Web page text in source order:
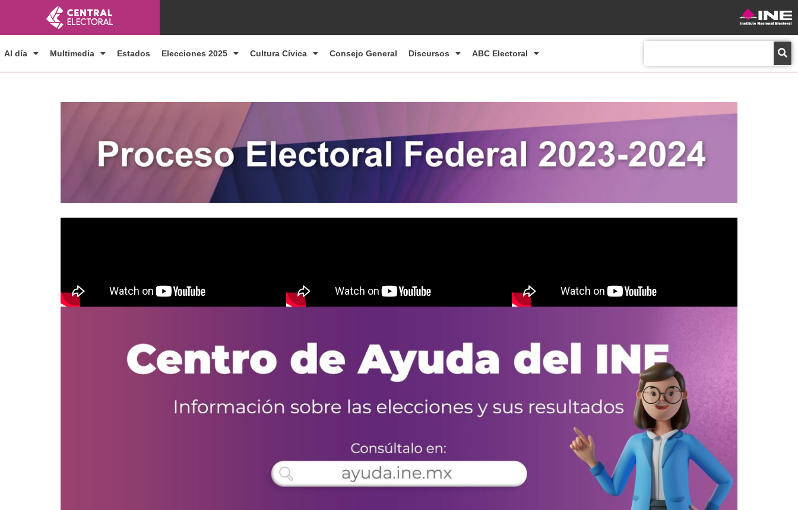
contenido
Al día Multimedia Estados Elecciones 2025 Cultura Cívica Consejo General Discursos ABC Electoral